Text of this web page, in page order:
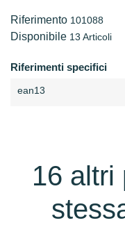
Riferimento 101088
Disponibile 13 Articoli
Riferimenti specifici
ean13
16 altri